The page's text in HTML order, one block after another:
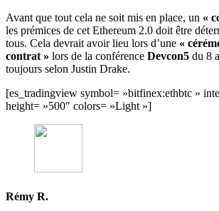
Avant que tout cela ne soit mis en place, un «
les prémices de cet Ethereum 2.0 doit être
tous. Cela devrait avoir lieu lors d’une «
contrat » lors de la conférence Devcon5 du 8
toujours selon Justin Drake.
[es_tradingview symbol= »bitfinex:ethbtc »
height= »500″ colors= »Light »]
Rémy R.